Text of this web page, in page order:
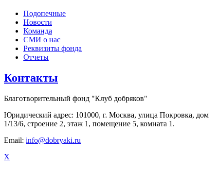
Подопечные
Новости
Команда
СМИ о нас
Реквизиты фонда
Отчеты
Контакты
Благотворительный фонд "Клуб добряков"
Юридический адрес: 101000, г. Москва, улица Покровка, дом
1/13/6, строение 2, этаж 1, помещение 5, комната 1.
Email: info@dobryaki.ru
X